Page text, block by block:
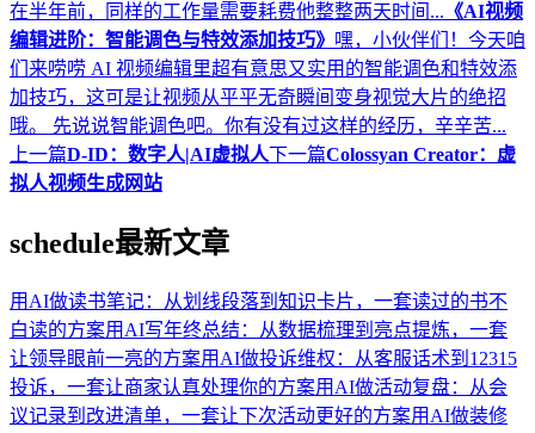
在半年前，同样的工作量需要耗费他整整两天时间... 《AI视频
编辑进阶：智能调色与特效添加技巧》 嘿，小伙伴们！今天咱
们来唠唠 AI 视频编辑里超有意思又实用的智能调色和特效添
加技巧，这可是让视频从平平无奇瞬间变身视觉大片的绝招
哦。 先说说智能调色吧。你有没有过这样的经历，辛辛苦...
上一篇D-ID：数字人|AI虚拟人下一篇Colossyan Creator：虚
拟人视频生成网站
schedule最新文章
用AI做读书笔记：从划线段落到知识卡片，一套读过的书不
白读的方案用AI写年终总结：从数据梳理到亮点提炼，一套
让领导眼前一亮的方案用AI做投诉维权：从客服话术到12315
投诉，一套让商家认真处理你的方案用AI做活动复盘：从会
议记录到改进清单，一套让下次活动更好的方案用AI做装修